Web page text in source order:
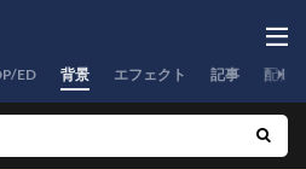
ED 背景 エフェクト 記事 配信